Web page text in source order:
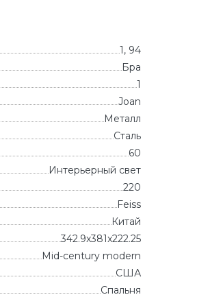
1, 94
Бра
1
Joan
Металл
Сталь
60
Интерьерный свет
220
Feiss
Китай
342.9x381x222.25
Mid-century modern
CША
Спальня